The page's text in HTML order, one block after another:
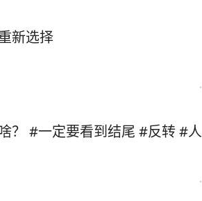
新选择
？ #一定要看到结尾 #反转 #人